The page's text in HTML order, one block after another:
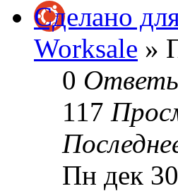
Сделано
Worksale »
0
117
Пн дек